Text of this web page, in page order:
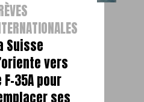
Suisse
vers
F-35A pour
ses